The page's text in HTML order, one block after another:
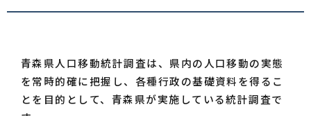
青森県人口移動統計調査は、県内の人口移動の実態
を常時的確に把握し、各種行政の基礎資料を得るこ
とを目的として、青森県が実施している統計調査で